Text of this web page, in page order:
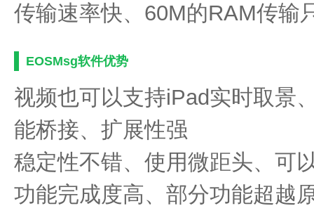
传输速率快、60M的RAM传输
EOSMsg软件优势
视频也可以支持iPad实时取景
能桥接、扩展性强
稳定性不错、使用微距头、可
功能完成度高、部分功能超越